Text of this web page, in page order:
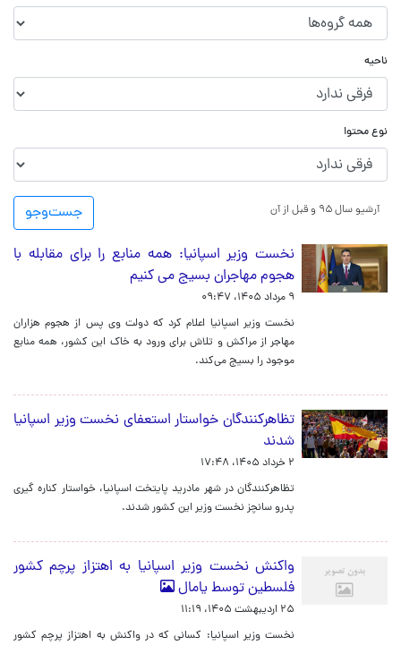
ناحیه
نوع محتوا
جست‌و‌جو آرشیو سال ۹۵ و قبل از آن
نخست وزیر اسپانیا: همه منابع را برای مقابله با
هجوم مهاجران بسیج می کنیم
۹ مرداد ۱۴۰۵، ۰۹:۴۷
نخست وزیر اسپانیا اعلام کرد که دولت وی پس از هجوم هزاران
مهاجر از مراکش و تلاش برای ورود به خاک این کشور، همه منابع
موجود را بسیج می‌کند.
تظاهرکنندگان خواستار استعفای نخست وزیر اسپانیا
شدند
۲ خرداد ۱۴۰۵، ۱۷:۴۸
تظاهرکنندگان در شهر مادرید پایتخت اسپانیا، خواستار کناره گیری
پدرو سانچز نخست وزیر این کشور شدند.
واکنش نخست وزیر اسپانیا به اهتزاز پرچم کشور
فلسطین توسط یامال
۲۵ اردیبهشت ۱۴۰۵، ۱۱:۱۹
نخست وزیر اسپانیا: کسانی که در واکنش به اهتزاز پرچم کشور